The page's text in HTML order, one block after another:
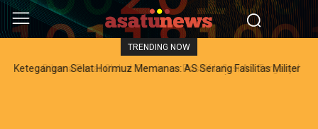
TRENDING NOW
Dilema Pasar Global: Sentimen Positif Inflasi AS Terganjal